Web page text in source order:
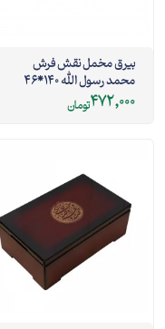
بیرق مخمل نقش فرش
محمد رسول الله 140*46
472,000تومان